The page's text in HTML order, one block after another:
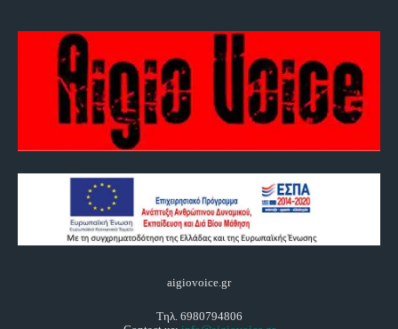
aigiovoice.gr
Τηλ. 6980794806